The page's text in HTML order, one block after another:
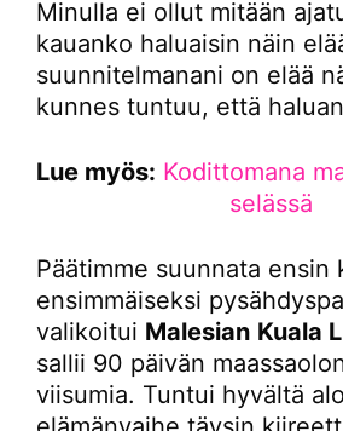
Minulla ei ollut mitään
kauanko haluaisin näin
suunnitelmanani on elää
kunnes tuntuu, että
Lue myös: Kodittomana
selässä
Päätimme suunnata ensin
ensimmäiseksi
valikoitui Malesian Kuala
sallii 90 päivän
viisumia. Tuntui hyvältä